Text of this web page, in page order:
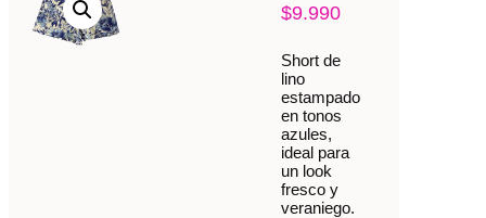
$9.990
Short de
lino
estampado
en tonos
azules,
ideal para
un look
fresco y
veraniego.